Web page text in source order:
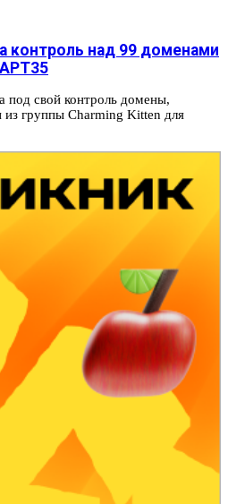
контроль над 99 доменами
под свой контроль домены,
из группы Charming Kitten для